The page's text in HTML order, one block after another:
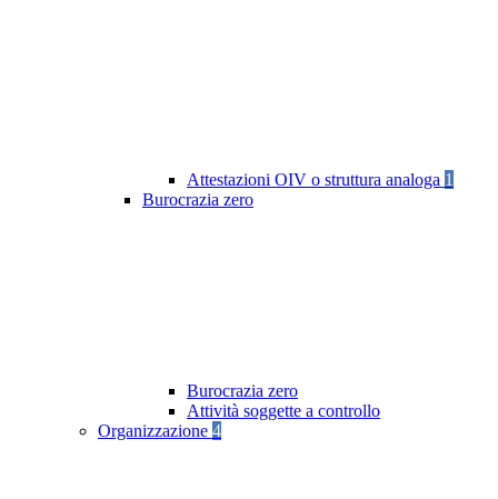
Attestazioni OIV o struttura analoga 1
Burocrazia zero
Burocrazia zero
Attività soggette a controllo
Organizzazione 4